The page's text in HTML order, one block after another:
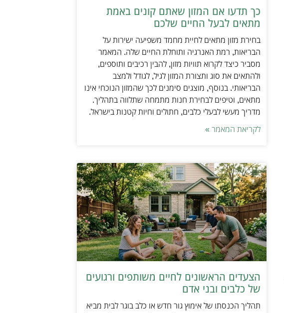
כך תדעו אם המזון שאתם קונים באמת
מתאים לבעל החיים שלכם
בחירת מזון מתאים לחיית מחמד משפיעה ישירות על
הבריאות, רמת האנרגיה ותוחלת החיים שלה. המאמר
מסביר כיצד לקרוא תוויות מזון, להבין רכיבים ותוספים,
ולהתאים את סוג ותצורת המזון לגיל, לגודל ולמצב
הבריאותי. בנוסף, מוצגים סימנים לכך שהמזון הנוכחי אינו
מתאים, וטיפים לבחירת חנות מתמחה שתלווה בתהליך.
מדריך מעשי לבעלי כלבים, חתולים וחיות קטנות בישראל.
לקריאת המאמר »
הצעדים הראשונים לחיים משותפים ורגועים
של כלבים ובני אדם
תהליך הכנסתו של אימוץ גור חדש או כלב בוגר לבית מביא